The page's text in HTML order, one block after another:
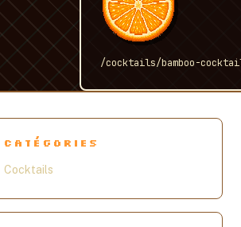
/cocktails/bamboo-
CATÉGORIES
Cocktails